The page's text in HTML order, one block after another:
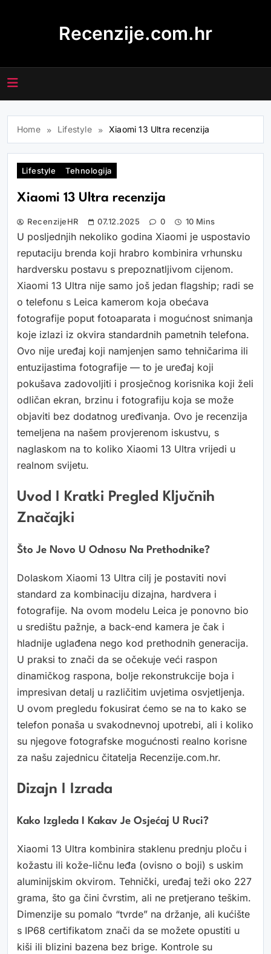
Recenzije.com.hr
Home Lifestyle Xiaomi 13 Ultra recenzija
Lifestyle Tehnologija
Xiaomi 13 Ultra recenzija
RecenzijeHR 07.12.2025 0 10 Mins
U posljednjih nekoliko godina Xiaomi je uspostavio
reputaciju brenda koji hrabro kombinira vrhunsku
hardversku postavu s prepoznatljivom cijenom.
Xiaomi 13 Ultra nije samo još jedan flagship; radi se
o telefonu s Leica kamerom koja obećava
fotografije poput fotoaparata i mogućnost snimanja
koje izlazi iz okvira standardnih pametnih telefona.
Ovo nije uređaj koji namjenjen samo tehničarima ili
entuzijastima fotografije — to je uređaj koji
pokušava zadovoljiti i prosječnog korisnika koji želi
odličan ekran, brzinu i fotografiju koja se može
objaviti bez dodatnog uređivanja. Ovo je recenzija
temeljena na našem provjerenom iskustvu, s
naglaskom na to koliko Xiaomi 13 Ultra vrijedi u
realnom svijetu.
Uvod I Kratki Pregled Ključnih
Značajki
Što Je Novo U Odnosu Na Prethodnike?
Dolaskom Xiaomi 13 Ultra cilj je postaviti novi
standard za kombinaciju dizajna, hardvera i
fotografije. Na ovom modelu Leica je ponovno bio
u središtu pažnje, a back-end kamera je čak i
hladnije uglađena nego kod prethodnih generacija.
U praksi to znači da se očekuje veći raspon
dinamičkog raspona, bolje rekonstrukcije boja i
impresivan detalj u različitim uvjetima osvjetljenja.
U ovom pregledu fokusirat ćemo se na to kako se
telefon ponaša u svakodnevnoj upotrebi, ali i koliko
su njegove fotografske mogućnosti realno korisne
za našu zajednicu čitatelja Recenzije.com.hr.
Dizajn I Izrada
Kako Izgleda I Kakav Je Osjećaj U Ruci?
Xiaomi 13 Ultra kombinira staklenu prednju ploču i
kožastu ili kože-ličnu leđa (ovisno o boji) s uskim
aluminijskim okvirom. Tehnički, uređaj teži oko 227
grama, što ga čini čvrstim, ali ne pretjerano teškim.
Dimenzije su pomalo “tvrde” na držanje, ali kućište
s IP68 certifikatom znači da se možete opustiti u
kiši ili blizini bazena bez brige. Kontrole su